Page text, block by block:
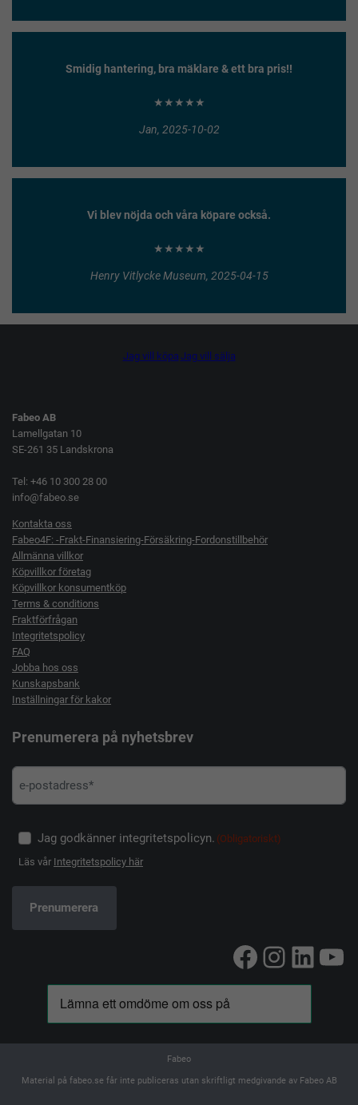
Smidig hantering, bra mäklare & ett bra pris!!
★★★★★
Jan, 2025-10-02
Vi blev nöjda och våra köpare också.
★★★★★
Henry Vitlycke Museum, 2025-04-15
Jag vill köpa Jag vill sälja
Fabeo AB
Lamellgatan 10
SE-261 35 Landskrona
Tel: +46 10 300 28 00
info@fabeo.se
Kontakta oss
Fabeo4F: -Frakt-Finansiering-Försäkring-Fordonstillbehör
Allmänna villkor
Köpvillkor företag
Köpvillkor konsumentköp
Terms & conditions
Fraktförfrågan
Integritetspolicy
FAQ
Jobba hos oss
Kunskapsbank
Inställningar för kakor
Prenumerera på nyhetsbrev
Jag godkänner integritetspolicyn. (Obligatoriskt)
Läs vår Integritetspolicy här
Facebook
Fabeo
Material på fabeo.se får inte publiceras utan skriftligt medgivande av Fabeo AB